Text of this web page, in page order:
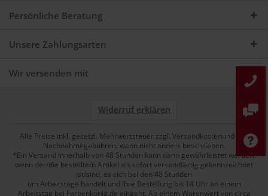
Persönliche Beratung
Unsere Zahlungsarten
Wir versenden mit
Widerruf erklären
Alle Preise inkl. gesetzl. Mehrwertsteuer zzgl. Versandkostenund ggf.
Nachnahmegebühren, wenn nicht anders beschrieben.
*Ein Versand innerhalb von 48 Stunden kann dann gewährleistet werden,
wenn der/die bestellte/n Artikel als sofort versandfertig gekennzeichnet
ist/sind, es sich bei den 48 Stunden
um Arbeitstage handelt und Ihre Bestellung bis 14 Uhr an einem
Arbeitstag bei Farbenkönig.de eingeht. Ab einem Warenwert von circa